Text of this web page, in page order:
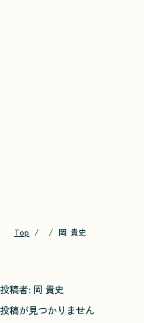
Top 岡 貴史
投稿者: 岡 貴史
投稿が見つかりません